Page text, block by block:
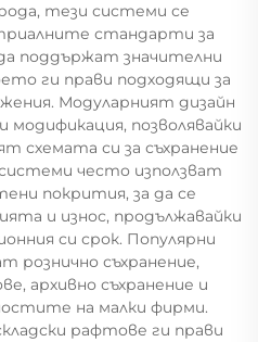
тези системи се
стандарти за
поддържат значителни
ги прави подходящи за
Модуларният дизайн
модификация, позволявайки
схемата си за съхранение
често използват
покрития, за да се
и износ, продължавайки
си срок. Популярни
рознично съхранение,
архивно съхранение и
на малки фирми.
рафтове ги прави